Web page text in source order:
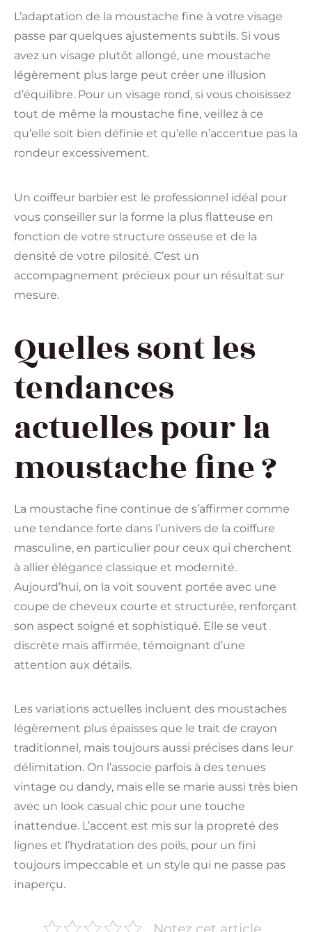
L’adaptation de la moustache fine à votre visage
passe par quelques ajustements subtils. Si vous
avez un visage plutôt allongé, une moustache
légèrement plus large peut créer une illusion
d’équilibre. Pour un visage rond, si vous choisissez
tout de même la moustache fine, veillez à ce
qu’elle soit bien définie et qu’elle n’accentue pas la
rondeur excessivement.
Un coiffeur barbier est le professionnel idéal pour
vous conseiller sur la forme la plus flatteuse en
fonction de votre structure osseuse et de la
densité de votre pilosité. C’est un
accompagnement précieux pour un résultat sur
mesure.
Quelles sont les
tendances
actuelles pour la
moustache fine ?
La moustache fine continue de s’affirmer comme
une tendance forte dans l’univers de la coiffure
masculine, en particulier pour ceux qui cherchent
à allier élégance classique et modernité.
Aujourd’hui, on la voit souvent portée avec une
coupe de cheveux courte et structurée, renforçant
son aspect soigné et sophistiqué. Elle se veut
discrète mais affirmée, témoignant d’une
attention aux détails.
Les variations actuelles incluent des moustaches
légèrement plus épaisses que le trait de crayon
traditionnel, mais toujours aussi précises dans leur
délimitation. On l’associe parfois à des tenues
vintage ou dandy, mais elle se marie aussi très bien
avec un look casual chic pour une touche
inattendue. L’accent est mis sur la propreté des
lignes et l’hydratation des poils, pour un fini
toujours impeccable et un style qui ne passe pas
inaperçu.
Notez cet article